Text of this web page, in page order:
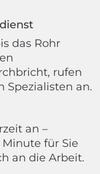
das Rohr
rufen
Spezialisten an.
an –
für Sie
an die Arbeit.